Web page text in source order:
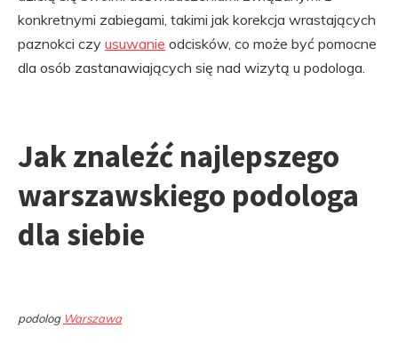
konkretnymi zabiegami, takimi jak korekcja wrastających
paznokci czy usuwanie odcisków, co może być pomocne
dla osób zastanawiających się nad wizytą u podologa.
Jak znaleźć najlepszego
warszawskiego podologa
dla siebie
podolog Warszawa